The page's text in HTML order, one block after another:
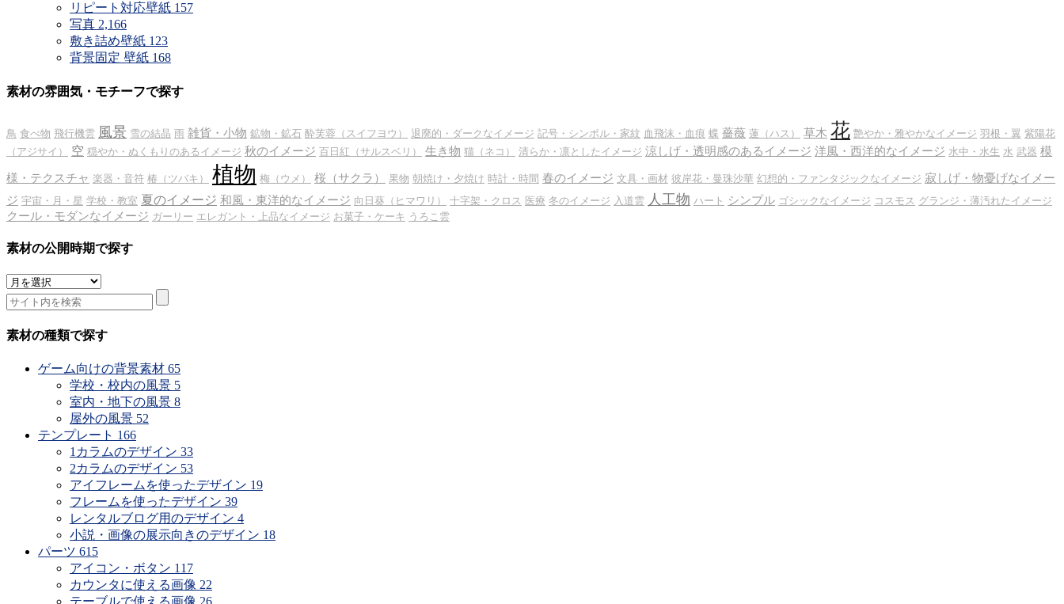
リピート対応壁紙 157
写真 2,166
敷き詰め壁紙 123
背景固定 壁紙 168
素材の雰囲気・モチーフで探す
鳥 食べ物 飛行機雲 風景 雪の結晶 雨 雑貨・小物 鉱物・鉱石 酔芙蓉（スイフヨウ） 退廃的・ダークなイメージ 記号・シンボル・家紋 血飛沫・血痕 蝶 薔薇 蓮（ハス） 草木 花 艶やか・雅やかなイメージ 羽根・翼 紫陽花
（アジサイ）
空 穏やか・ぬくもりのあるイメージ 秋のイメージ 百日紅（サルスベリ） 生き物 猫（ネコ） 清らか・凛としたイメージ 涼しげ・透明感のあるイメージ 洋風・西洋的なイメージ 水中・水生 水 武器 模
様・テクスチャ 楽器・音符 椿（ツバキ） 植物 梅（ウメ） 桜（サクラ） 果物 朝焼け・夕焼け 時計・時間 春のイメージ 文具・画材 彼岸花・曼珠沙華 幻想的・ファンタジックなイメージ 寂しげ・物憂げなイメー
ジ 宇宙・月・星 学校・教室 夏のイメージ 和風・東洋的なイメージ 向日葵（ヒマワリ） 十字架・クロス 医療 冬のイメージ 入道雲 人工物 ハート シンプル ゴシックなイメージ コスモス グランジ・薄汚れたイメージ
クール・モダンなイメージ ガーリー エレガント・上品なイメージ お菓子・ケーキ うろこ雲
素材の公開時期で探す
素
材
の
公
素材の種類で探す
ゲーム向けの背景素材 65
学校・校内の風景 5
室内・地下の風景 8
屋外の風景 52
テンプレート 166
1カラムのデザイン 33
2カラムのデザイン 53
アイフレームを使ったデザイン 19
フレームを使ったデザイン 39
レンタルブログ用のデザイン 4
小説・画像の展示向きのデザイン 18
パーツ 615
アイコン・ボタン 117
カウンタに使える画像 22
テーブルで使える画像 26